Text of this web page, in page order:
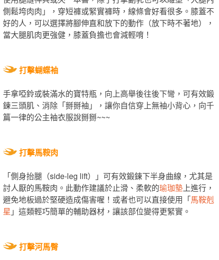
側鬆垮肉肉」，穿短褲或緊實褲時，線條會好看很多。膝蓋不
好的人，可以選擇將腳伸直和放下的動作（放下時不著地），
當大腿肌肉更強健，膝蓋負擔也會減輕唷！
打擊蝴蝶袖
手拿啞鈴或裝滿水的寶特瓶，向上高舉後往後下彎，可有效鍛
鍊三頭肌、消除「掰掰袖」，讓你自信穿上無袖小背心，向千
篇一律的公主袖衣服說掰掰~~~
打擊馬鞍肉
「側身抬腿（side-leg lift）」可有效鍛鍊下半身曲線，尤其是
討人厭的馬鞍肉。此動作建議於止滑、柔軟的瑜珈墊上進行，
避免地板過於堅硬造成傷害喔！或者也可以直接使用「馬鞍剋
星 」這類輕巧簡單的輔助器材，讓該部位變得更緊實。
打擊河馬臀